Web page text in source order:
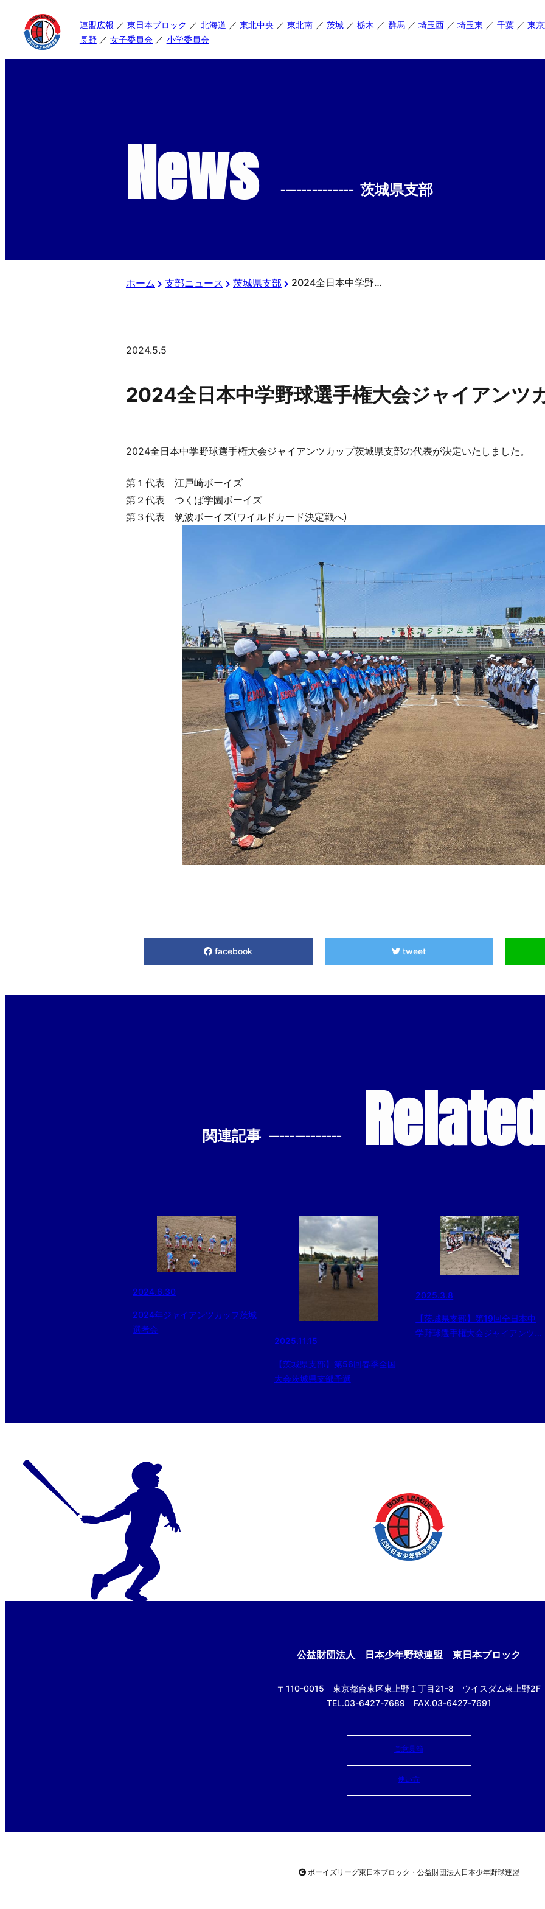
連盟広報 東日本ブロック 北海道 東北中央 東北南 茨城 栃木 群馬 埼玉西 埼玉東 千葉
東
長野
女子委員会 小学委員会
News -------------- 茨城県支部
ホーム 支部ニュース 茨城県支部 2024全日本中学野球選手権大会ジャイアンツカップ
2024.5.5
2024全日本中学野球選手権大会ジャイアンツ
2024全日本中学野球選手権大会ジャイアンツカップ茨城県支部の代表が決定いたしました。
第１代表 江戸崎ボーイズ
第２代表 つくば学園ボーイズ
第３代表 筑波ボーイズ(ワイルドカード決定戦へ)
facebook tweet
関連記事 --------------
2024.6.30
2024年ジャイアンツカップ茨城
選考会
2025.11.15
【茨城県支部】第56回春季全国
大会茨城県支部予選
2025.3.8
【茨城県支部】第19回全日本中
学野球選手権大会ジャイアンツカ
公益財団法人 日本少年野球連盟 東日本ブロック
〒110-0015 東京都台東区東上野１丁目21-8 ウイスダム東上野2F
TEL.03-6427-7689 FAX.03-6427-7691
ご意見箱
使い方
ボーイズリーグ東日本ブロック・公益財団法人 日本少年野球連盟